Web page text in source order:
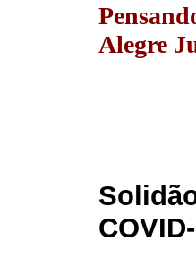
Alegre